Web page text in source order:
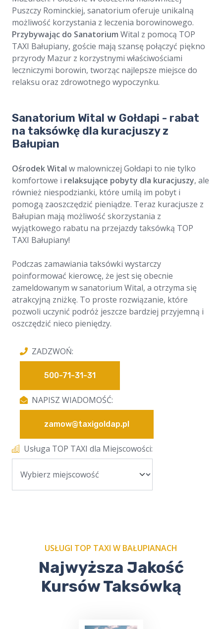
Puszczy Rominckiej, sanatorium oferuje unikalną
możliwość korzystania z leczenia borowinowego.
Przybywając do Sanatorium Wital z pomocą TOP
TAXI Bałupiany, goście mają szansę połączyć piękno
przyrody Mazur z korzystnymi właściwościami
leczniczymi borowin, tworząc najlepsze miejsce do
relaksu oraz zdrowotnego wypoczynku.
Sanatorium Wital w Gołdapi - rabat
na taksówkę dla kuracjuszy z
Bałupian
Ośrodek Wital w malowniczej Gołdapi to nie tylko
komfortowe i relaksujące pobyty dla kuracjuszy, ale
również niespodzianki, które umilą im pobyt i
pomogą zaoszczędzić pieniądze. Teraz kuracjusze z
Bałupian mają możliwość skorzystania z
wyjątkowego rabatu na przejazdy taksówką TOP
TAXI Bałupiany!
Podczas zamawiania taksówki wystarczy
poinformować kierowcę, że jest się obecnie
zameldowanym w sanatorium Wital, a otrzyma się
atrakcyjną zniżkę. To proste rozwiązanie, które
pozwoli uczynić podróż jeszcze bardziej przyjemną i
oszczędzić nieco pieniędzy.
ZADZWOŃ:
500-71-31-31
NAPISZ WIADOMOŚĆ:
zamow@taxigoldap.pl
Usługa TOP TAXI dla Miejscowości:
USŁUGI TOP TAXI W BAŁUPIANACH
Najwyższa Jakość
Kursów Taksówką